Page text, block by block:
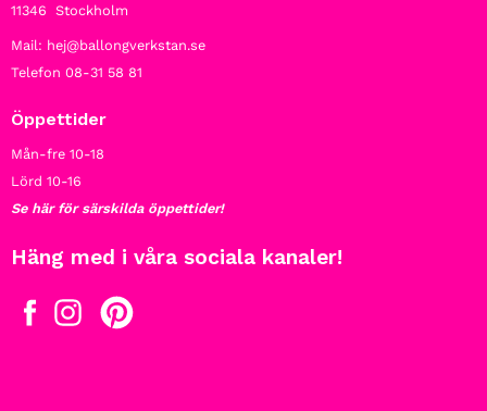
11346 Stockholm
Mail: hej@ballongverkstan.se
Telefon 08-31 58 81
Öppettider
Mån-fre 10-18
Lörd 10-16
Se här för särskilda öppettider!
Häng med i våra sociala kanaler!